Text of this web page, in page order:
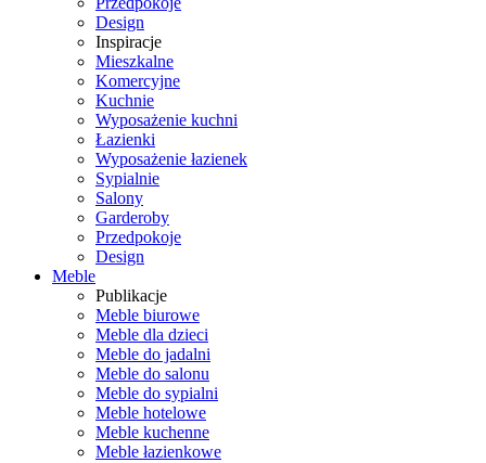
Design
Inspiracje
Mieszkalne
Komercyjne
Kuchnie
Wyposażenie kuchni
Łazienki
Wyposażenie łazienek
Sypialnie
Salony
Garderoby
Przedpokoje
Design
Meble
Publikacje
Meble biurowe
Meble dla dzieci
Meble do jadalni
Meble do salonu
Meble do sypialni
Meble hotelowe
Meble kuchenne
Meble łazienkowe